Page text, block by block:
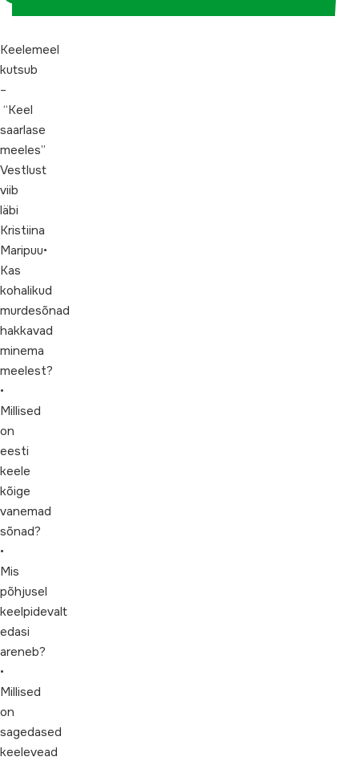
Keelemeel
kutsub
–
“Keel
saarlase
meeles”
Vestlust
viib
läbi
Kristiina
Maripuu•
Kas
kohalikud
murdesõnad
hakkavad
minema
meelest?
•
Millised
on
eesti
keele
kõige
vanemad
sõnad?
•
Mis
põhjusel
keelpidevalt
edasi
areneb?
•
Millised
on
sagedased
keelevead